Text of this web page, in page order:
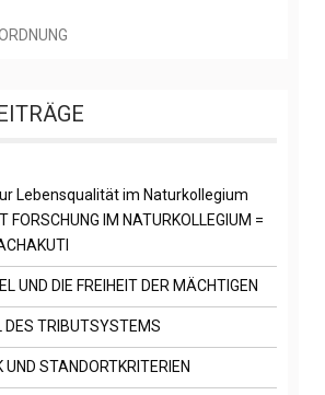
FORSCHUNG IM NATURKOLLEGIUM =
UND DIE FREIHEIT DER MÄCHTIGEN
DES TRIBUTSYSTEMS
UND STANDORTKRITERIEN